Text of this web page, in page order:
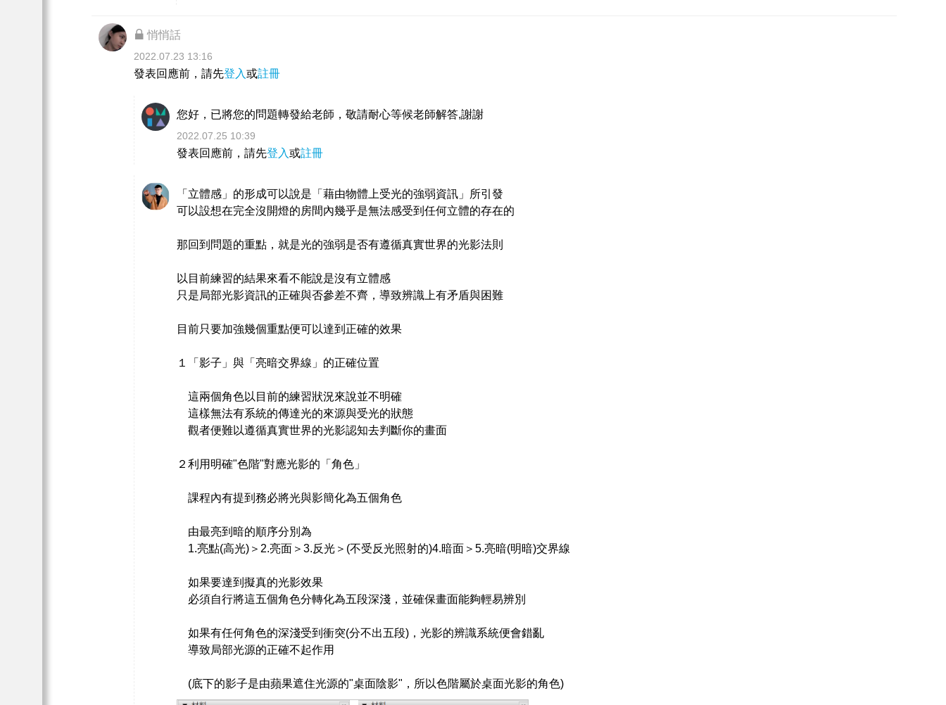
悄悄話
2022.07.23 13:16
發表回應前，請先登入或註冊
您好，已將您的問題轉發給老師，敬請耐心等候老師解答,謝謝
2022.07.25 10:39
發表回應前，請先登入或註冊
「立體感」的形成可以說是「藉由物體上受光的強弱資訊」所引發
可以設想在完全沒開燈的房間內幾乎是無法感受到任何立體的存在的
那回到問題的重點，就是光的強弱是否有遵循真實世界的光影法則
以目前練習的結果來看不能說是沒有立體感
只是局部光影資訊的正確與否參差不齊，導致辨識上有矛盾與困難
目前只要加強幾個重點便可以達到正確的效果
１「影子」與「亮暗交界線」的正確位置
這兩個角色以目前的練習狀況來說並不明確
這樣無法有系統的傳達光的來源與受光的狀態
觀者便難以遵循真實世界的光影認知去判斷你的畫面
２利用明確"色階"對應光影的「角色」
課程內有提到務必將光與影簡化為五個角色
由最亮到暗的順序分別為
1.亮點(高光)＞2.亮面＞3.反光＞(不受反光照射的)4.暗面＞5.亮暗(明暗)交界線
如果要達到擬真的光影效果
必須自行將這五個角色分轉化為五段深淺，並確保畫面能夠輕易辨別
如果有任何角色的深淺受到衝突(分不出五段)，光影的辨識系統便會錯亂
導致局部光源的正確不起作用
(底下的影子是由蘋果遮住光源的"桌面陰影"，所以色階屬於桌面光影的角色)